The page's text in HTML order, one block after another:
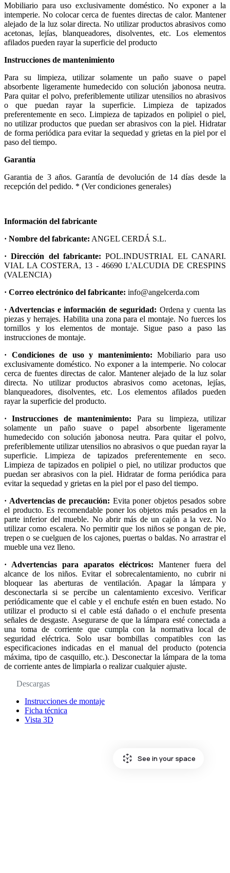
Mobiliario para uso exclusivamente doméstico. No exponer a la
intemperie. No colocar cerca de fuentes directas de calor. Mantener
alejado de la luz solar directa. No utilizar productos abrasivos como
acetonas, lejías, blanqueadores, disolventes, etc. Los elementos
afilados pueden rayar la superficie del producto
Instrucciones de mantenimiento
Para su limpieza, utilizar solamente un paño suave o papel
absorbente ligeramente humedecido con solución jabonosa neutra.
Para quitar el polvo, preferiblemente utilizar utensilios no abrasivos
o que puedan rayar la superficie. Limpieza de tapizados
preferentemente en seco. Limpieza de tapizados en polipiel o piel,
no utilizar productos que puedan ser abrasivos con la piel. Hidratar
de forma periódica para evitar la sequedad y grietas en la piel por el
paso del tiempo.
Garantía
Garantia de 3 años. Garantía de devolución de 14 días desde la
recepción del pedido. * (Ver condiciones generales)
Información del fabricante
· Nombre del fabricante: ANGEL CERDÁ S.L.
· Dirección del fabricante: POL.INDUSTRIAL EL CANARI.
VIAL LA COSTERA, 13 - 46690 L'ALCUDIA DE CRESPINS
(VALENCIA)
· Correo electrónico del fabricante: info@angelcerda.com
· Advertencias e información de seguridad: Ordena y cuenta las
piezas y herrajes. Habilita una zona para el montaje. No fuerces los
tornillos y los elementos de montaje. Sigue paso a paso las
instrucciones de montaje.
· Condiciones de uso y mantenimiento: Mobiliario para uso
exclusivamente doméstico. No exponer a la intemperie. No colocar
cerca de fuentes directas de calor. Mantener alejado de la luz solar
directa. No utilizar productos abrasivos como acetonas, lejías,
blanqueadores, disolventes, etc. Los elementos afilados pueden
rayar la superficie del producto.
· Instrucciones de mantenimiento: Para su limpieza, utilizar
solamente un paño suave o papel absorbente ligeramente
humedecido con solución jabonosa neutra. Para quitar el polvo,
preferiblemente utilizar utensilios no abrasivos o que puedan rayar la
superficie. Limpieza de tapizados preferentemente en seco.
Limpieza de tapizados en polipiel o piel, no utilizar productos que
puedan ser abrasivos con la piel. Hidratar de forma periódica para
evitar la sequedad y grietas en la piel por el paso del tiempo.
· Advertencias de precaución: Evita poner objetos pesados sobre
el producto. Es recomendable poner los objetos más pesados en la
parte inferior del mueble. No abrir más de un cajón a la vez. No
utilizar como escalera. No permitir que los niños se pongan de pie,
trepen o se cuelguen de los cajones, puertas o baldas. No arrastrar el
mueble una vez lleno.
· Advertencias para aparatos eléctricos: Mantener fuera del
alcance de los niños. Evitar el sobrecalentamiento, no cubrir ni
bloquear las aberturas de ventilación. Apagar la lámpara y
desconectarla si se percibe un calentamiento excesivo. Verificar
periódicamente que el cable y el enchufe estén en buen estado. No
utilizar el producto si el cable está dañado o el enchufe presenta
señales de desgaste. Asegurarse de que la lámpara esté conectada a
una toma de corriente que cumpla con la normativa local de
seguridad eléctrica. Solo usar bombillas compatibles con las
especificaciones indicadas en el manual del producto (potencia
máxima, tipo de casquillo, etc.). Desconectar la lámpara de la toma
de corriente antes de limpiarla o realizar cualquier ajuste.
Descargas
Instrucciones de montaje
Ficha técnica
Vista 3D